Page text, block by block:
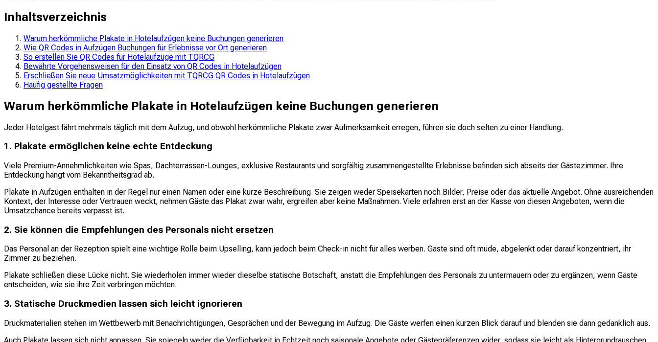
Inhaltsverzeichnis
Warum herkömmliche Plakate in Hotelaufzügen keine Buchungen generieren
Wie QR Codes in Aufzügen Buchungen für Erlebnisse vor Ort generieren
So erstellen Sie QR Codes für Hotelaufzüge mit TQRCG
Bewährte Vorgehensweisen für den Einsatz von QR Codes in Hotelaufzügen
Erschließen Sie neue Umsatzmöglichkeiten mit TQRCG QR Codes in Hotelaufzügen
Häufig gestellte Fragen
Warum herkömmliche Plakate in Hotelaufzügen keine Buchungen generieren
Jeder Hotelgast fährt mehrmals täglich mit dem Aufzug, und obwohl herkömmliche Plakate zwar Aufmerksamkeit erregen, führen sie doch selten zu einer Handlung.
1. Plakate ermöglichen keine echte Entdeckung
Viele Premium-Annehmlichkeiten wie Spas, Dachterrassen-Lounges, exklusive Restaurants und sorgfältig zusammengestellte Erlebnisse befinden sich abseits der Gästezimmer. Ihre
Entdeckung hängt vom Bekanntheitsgrad ab.
Plakate in Aufzügen enthalten in der Regel nur einen Namen oder eine kurze Beschreibung. Sie zeigen weder Speisekarten noch Bilder, Preise oder das aktuelle Angebot. Ohne ausreichenden
Kontext, der Interesse oder Vertrauen weckt, nehmen Gäste das Plakat zwar wahr, ergreifen aber keine Maßnahmen. Viele erfahren erst an der Kasse von diesen Angeboten, wenn die
Umsatzchance bereits verpasst ist.
2. Sie können die Empfehlungen des Personals nicht ersetzen
Das Personal an der Rezeption spielt eine wichtige Rolle beim Upselling, kann jedoch beim Check-in nicht für alles werben. Gäste sind oft müde, abgelenkt oder darauf konzentriert, ihr
Zimmer zu beziehen.
Plakate schließen diese Lücke nicht. Sie wiederholen immer wieder dieselbe statische Botschaft, anstatt die Empfehlungen des Personals zu untermauern oder zu ergänzen, wenn Gäste
entscheiden, wie sie ihre Zeit verbringen möchten.
3. Statische Druckmedien lassen sich leicht ignorieren
Druckmaterialien stehen im Wettbewerb mit Benachrichtigungen, Gesprächen und der Bewegung im Aufzug. Die Gäste werfen einen kurzen Blick darauf und blenden sie dann gedanklich aus.